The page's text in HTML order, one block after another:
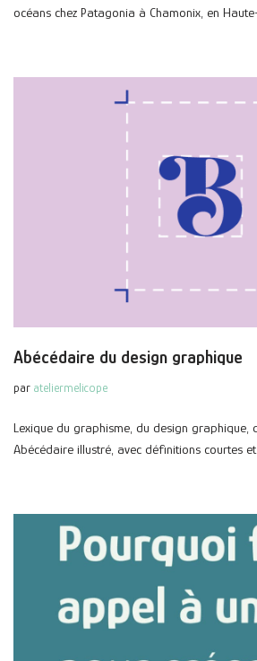
océans chez Patagonia à Chamonix, en
Abécédaire du design graphique
par ateliermelicope
Lexique du graphisme, du design graphique,
Abécédaire illustré, avec définitions courtes